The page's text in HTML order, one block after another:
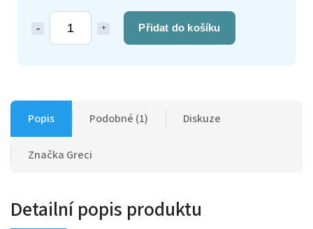
Přidat do košíku
Popis Podobné (1) Diskuze
Značka Greci
Detailní popis produktu